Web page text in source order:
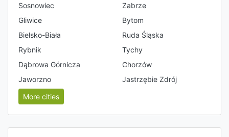
Sosnowiec
Zabrze
Gliwice
Bytom
Bielsko-Biała
Ruda Śląska
Rybnik
Tychy
Dąbrowa Górnicza
Chorzów
Jaworzno
Jastrzębie Zdrój
More cities